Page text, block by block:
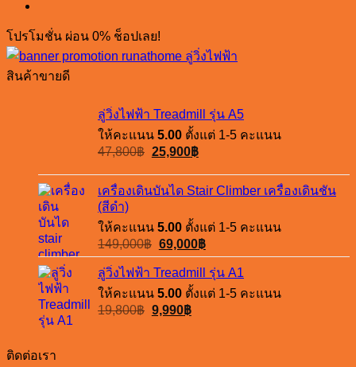
โปรโมชั่น ผ่อน 0% ช็อปเลย!
สินค้าขายดี
ลู่วิ่งไฟฟ้า Treadmill รุ่น A5
ให้คะแนน 5.00 ตั้งแต่ 1-5 คะแนน
47,800฿ Original
was:
47,800฿.
25,900฿Current
is:
25,900฿.
เครื่องเดินบันได Stair Climber เครื่องเดินชัน
(สีดำ)
ให้คะแนน 5.00 ตั้งแต่ 1-5 คะแนน
149,000฿ Original
price
was:
149,000฿.
69,000฿Current
price
is:
69,000฿.
ลู่วิ่งไฟฟ้า Treadmill รุ่น A1
ให้คะแนน 5.00 ตั้งแต่ 1-5 คะแนน
19,800฿ Original
9,990฿Current
ติดต่อเรา